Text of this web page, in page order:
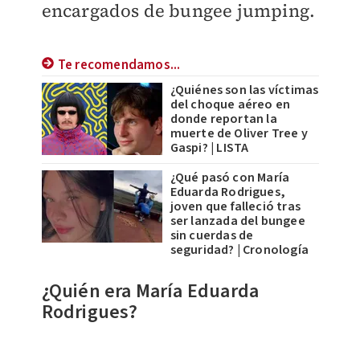
encargados de bungee jumping.
Te recomendamos...
¿Quiénes son las víctimas
del choque aéreo en
donde reportan la
muerte de Oliver Tree y
Gaspi? | LISTA
¿Qué pasó con María
Eduarda Rodrigues,
joven que falleció tras
ser lanzada del bungee
sin cuerdas de
seguridad? | Cronología
​¿Quién era María Eduarda
Rodrigues?